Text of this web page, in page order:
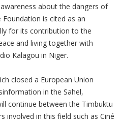
about the dangers of
is cited as an
for its contribution to the
and living together with
Kalagou in Niger.
closed a European Union
in the Sahel,
continue between the Timbuktu
involved in this field such as Ciné